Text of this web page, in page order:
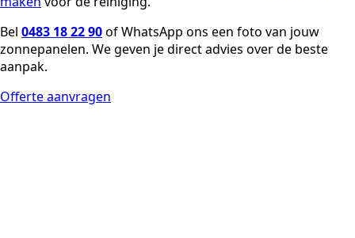
Bel 0483 18 22 90of WhatsApp ons een foto van jouw
zonnepanelen. We geven je direct advies over de beste
aanpak.
Offerte aanvragen